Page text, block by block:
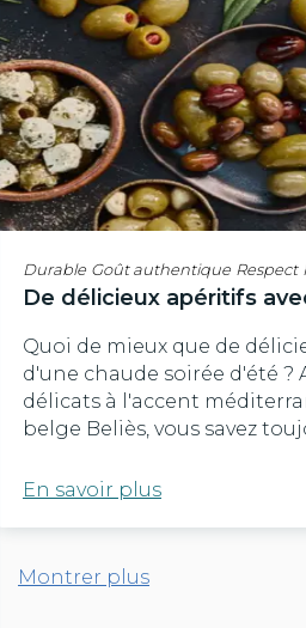
Durable Goût authentique Respect
De délicieux apéritifs
Quoi de mieux que de
d'une chaude soirée d'été ?
délicats à l'accent
belge Beliès, vous savez
En savoir plus
Montrer plus